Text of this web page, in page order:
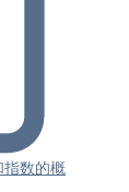
指数的概